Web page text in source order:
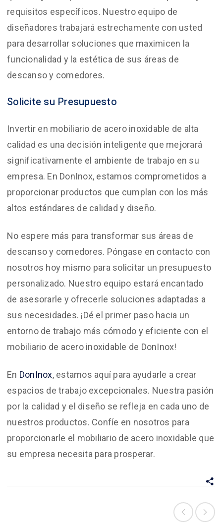
requisitos específicos. Nuestro equipo de
diseñadores trabajará estrechamente con usted
para desarrollar soluciones que maximicen la
funcionalidad y la estética de sus áreas de
descanso y comedores.
Solicite su Presupuesto
Invertir en mobiliario de acero inoxidable de alta
calidad es una decisión inteligente que mejorará
significativamente el ambiente de trabajo en su
empresa. En DonInox, estamos comprometidos a
proporcionar productos que cumplan con los más
altos estándares de calidad y diseño.
No espere más para transformar sus áreas de
descanso y comedores. Póngase en contacto con
nosotros hoy mismo para solicitar un presupuesto
personalizado. Nuestro equipo estará encantado
de asesorarle y ofrecerle soluciones adaptadas a
sus necesidades. ¡Dé el primer paso hacia un
entorno de trabajo más cómodo y eficiente con el
mobiliario de acero inoxidable de DonInox!
En DonInox, estamos aquí para ayudarle a crear
espacios de trabajo excepcionales. Nuestra pasión
por la calidad y el diseño se refleja en cada uno de
nuestros productos. Confíe en nosotros para
proporcionarle el mobiliario de acero inoxidable que
su empresa necesita para prosperar.